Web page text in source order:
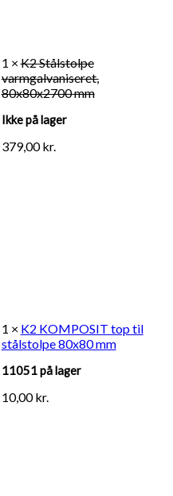
1 ×K2 Stålstolpe
varmgalvaniseret,
80x80x2700 mm
Ikke på lager
379,00kr.
1 × K2 KOMPOSIT top til
stålstolpe 80x80 mm
11051 på lager
10,00kr.